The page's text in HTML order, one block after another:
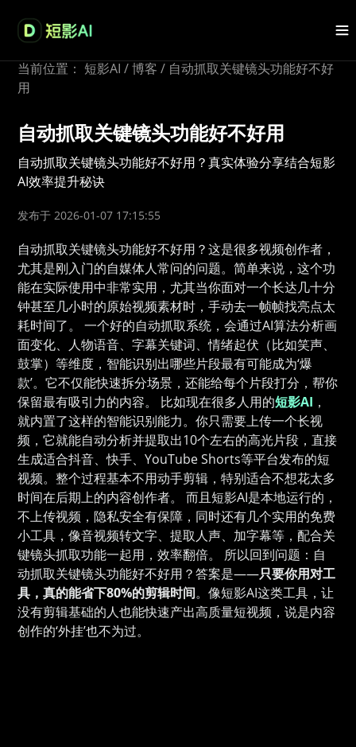
当前位置： 短影AI / 博客 / 自动抓取关键镜头功能好不好
用
自动抓取关键镜头功能好不好用
自动抓取关键镜头功能好不好用？真实体验分享结合短影
AI效率提升秘诀
发布于 2026-01-07 17:15:55
自动抓取关键镜头功能好不好用？这是很多视频创作者，
尤其是刚入门的自媒体人常问的问题。简单来说，这个功
能在实际使用中非常实用，尤其当你面对一个长达几十分
钟甚至几小时的原始视频素材时，手动去一帧帧找亮点太
耗时间了。 一个好的自动抓取系统，会通过AI算法分析画
面变化、人物语音、字幕关键词、情绪起伏（比如笑声、
鼓掌）等维度，智能识别出哪些片段最有可能成为‘爆
款’。它不仅能快速拆分场景，还能给每个片段打分，帮你
保留最有吸引力的内容。 比如现在很多人用的短影AI ，
就内置了这样的智能识别能力。你只需要上传一个长视
频，它就能自动分析并提取出10个左右的高光片段，直接
生成适合抖音、快手、YouTube Shorts等平台发布的短
视频。整个过程基本不用动手剪辑，特别适合不想花太多
时间在后期上的内容创作者。 而且短影AI是本地运行的，
不上传视频，隐私安全有保障，同时还有几个实用的免费
小工具，像音视频转文字、提取人声、加字幕等，配合关
键镜头抓取功能一起用，效率翻倍。 所以回到问题：自
动抓取关键镜头功能好不好用？答案是——只要你用对工
具，真的能省下80%的剪辑时间。像短影AI这类工具，让
没有剪辑基础的人也能快速产出高质量短视频，说是内容
创作的‘外挂’也不为过。